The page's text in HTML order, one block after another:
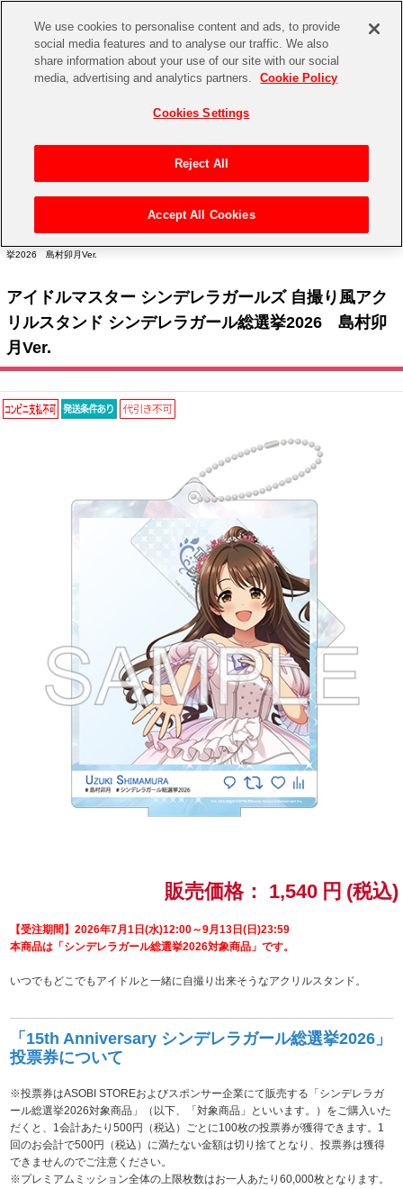
CHANNEL STORE EVENT
ASOBI STORE TOP
ゲーム 電子書籍
CD / Blu-ray
EVENT
プレミアム会員とは
アイドルマスターシリーズ
アイドルマスター
アイドルマスター シャイニーカラーズ
パックマン
スサノオマジック
ガンダムシリーズ
ラブライブ！
ラブライブ！スーパースター!!
アイドリッシュセブン
モフモフパレード
イベントグッズ
トイ・ホビー
アイドルマスター シリーズ>アイドルマスター シンデレラガール
挙2026 島村卯月Ver.
アイドルマスター シンデレラガールズ 自撮り風アク
リルスタンド シンデレラガール総選挙2026 島村卯
月Ver.
販売価格： 1,540 円 (税込)
【受注期間】2026年7月1日(水)12:00～9月13日(日)23:59
本商品は「シンデレラガール総選挙2026対象商品」です。
いつでもどこでもアイドルと一緒に自撮り出来そうなアクリルスタンド。
「15th Anniversary シンデレラガール総選挙2026」
投票券について
※投票券はASOBI STOREおよびスポンサー企業にて販売する「シンデレラガ
ール総選挙2026対象商品」（以下、「対象商品」といいます。）をご購入いた
だくと、1会計あたり500円（税込）ごとに100枚の投票券が獲得できます。1
回のお会計で500円（税込）に満たない金額は切り捨てとなり、投票券は獲得
できませんのでご注意ください。
※プレミアムミッション全体の上限枚数はお一人あたり60,000枚となります。
We use cookies to personalise content and ads, to provide
social media features and to analyse our traffic. We also
share information about your use of our site with our social
media, advertising and analytics partners.
Cookie Policy
Cookies Settings
Reject All
Accept All Cookies